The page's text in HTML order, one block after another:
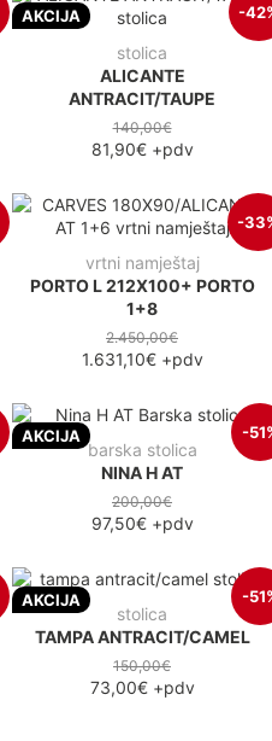
AKCIJA -
stolica
ALICANTE
ANTRACIT/TAUPE
140,00€
81,90€+pdv
-
vrtni namještaj
PORTO L 212X100+ PORTO
1+8
2.450,00€
1.631,10€+pdv
AKCIJA -
barska stolica
NINA H AT
200,00€
97,50€+pdv
AKCIJA -
stolica
TAMPA ANTRACIT/CAMEL
150,00€
73,00€+pdv